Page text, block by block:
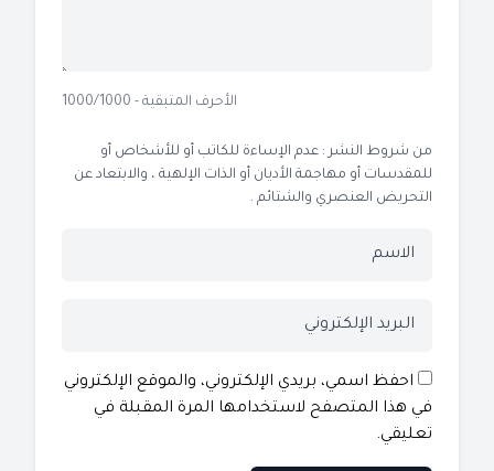
الأحرف المتبقية - 1000/1000
من شروط النشر : عدم الإساءة للكاتب أو للأشخاص أو
للمقدسات أو مهاجمة الأديان أو الذات الإلهية ، والابتعاد عن
التحريض العنصري والشتائم .
احفظ اسمي، بريدي الإلكتروني، والموقع الإلكتروني
في هذا المتصفح لاستخدامها المرة المقبلة في
تعليقي.